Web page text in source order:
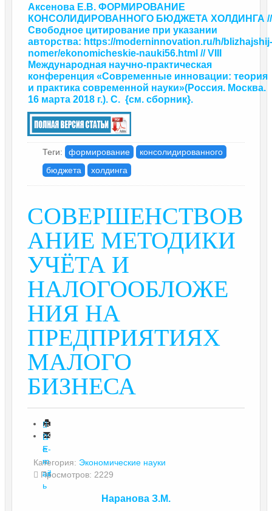
Аксенова Е.В. ФОРМИРОВАНИЕ
КОНСОЛИДИРОВАННОГО БЮДЖЕТА ХОЛДИНГА //
Свободное цитирование при указании
авторства: https://moderninnovation.ru/h/blizhajshij-
nomer/ekonomicheskie-nauki56.html // VIII
Международная научно-практическая
конференция «Современные инновации: теория
и практика современной науки»(Россия. Москва.
16 марта 2018 г.). С. {см. сборник}.
Теги: формирование
консолидированного
бюджета
холдинга
СОВЕРШЕНСТВОВ
АНИЕ МЕТОДИКИ
УЧЁТА И
НАЛОГООБЛОЖЕ
НИЯ НА
ПРЕДПРИЯТИЯХ
МАЛОГО
БИЗНЕСА
П
е
ч
ат
ь
E-
m
ail
Категория: Экономические науки
Просмотров: 2229
Наранова З.М.